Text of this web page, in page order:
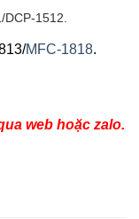
1512.
MFC-1818.
web hoặc zalo.